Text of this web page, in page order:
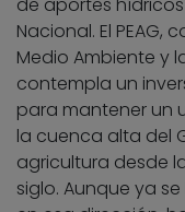
Nacional. El PEAG,
Medio Ambiente y
contempla un
para mantener un
la cuenca alta del
agricultura desde
siglo. Aunque ya